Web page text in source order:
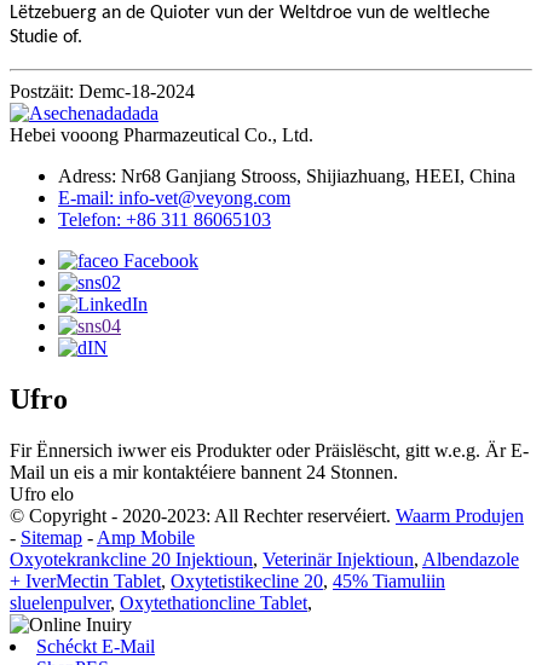
Lëtzebuerg an de Quioter vun der Weltdroe vun de weltleche
Studie of.
Postzäit: Demc-18-2024
Hebei vooong Pharmazeutical Co., Ltd.
Adress: Nr68 Ganjiang Strooss, Shijiazhuang, HEEI, China
E-mail: info-vet@veyong.com
Telefon: +86 311 86065103
Ufro
Fir Ënnersich iwwer eis Produkter oder Präislëscht, gitt w.e.g. Är E-
Mail un eis a mir kontaktéiere bannent 24 Stonnen.
Ufro elo
© Copyright - 2020-2023: All Rechter reservéiert. Waarm Produjen
- Sitemap - Amp Mobile
Oxyotekrankcline 20 Injektioun, Veterinär Injektioun, Albendazole
+ IverMectin Tablet, Oxytetistikecline 20, 45% Tiamuliin
sluelenpulver, Oxytethationcline Tablet,
Schéckt E-Mail